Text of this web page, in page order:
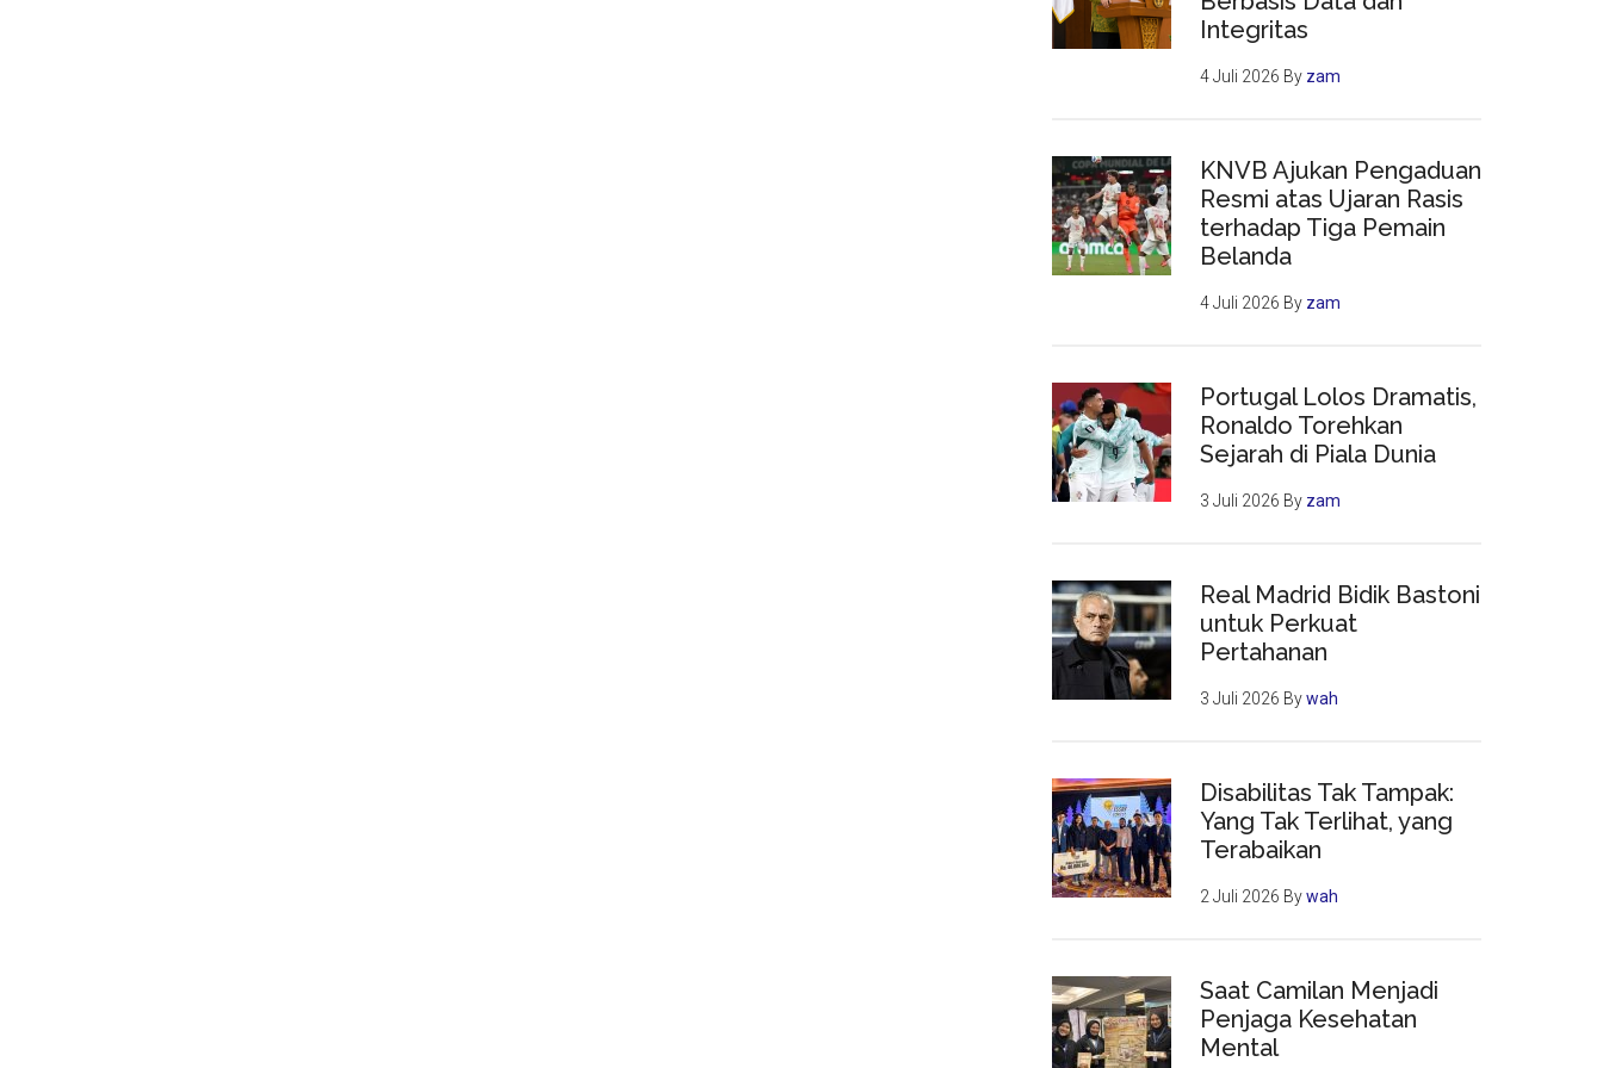
Integritas
4 Juli 2026 By zam
KNVB Ajukan Pengaduan
Resmi atas Ujaran Rasis
terhadap Tiga Pemain
Belanda
4 Juli 2026 By zam
Portugal Lolos Dramatis,
Ronaldo Torehkan
Sejarah di Piala Dunia
3 Juli 2026 By zam
Real Madrid Bidik Bastoni
untuk Perkuat
Pertahanan
3 Juli 2026 Bywah
Disabilitas Tak Tampak:
Yang Tak Terlihat, yang
Terabaikan
2 Juli 2026 Bywah
Saat Camilan Menjadi
Penjaga Kesehatan
Mental